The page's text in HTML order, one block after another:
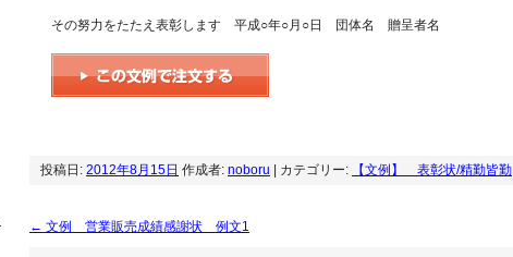
その努力をたたえ表彰します 平成○年○月○日 団体名 贈呈者名
投稿日: 2012年8月15日 作成者: noboru | カテゴリー: 【文例】 表彰状/精勤皆勤
← 文例 営業販売成績感謝状 例文1